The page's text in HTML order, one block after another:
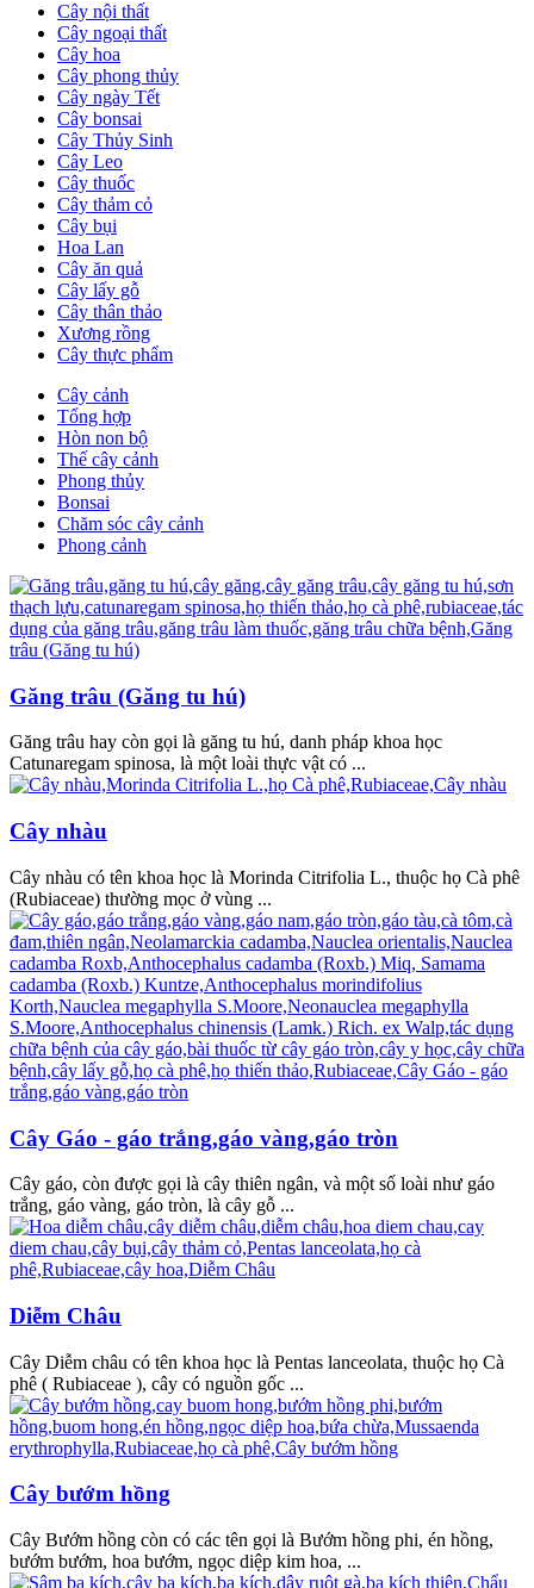
Cây nội thất
Cây ngoại thất
Cây hoa
Cây phong thủy
Cây ngày Tết
Cây bonsai
Cây Thủy Sinh
Cây Leo
Cây thuốc
Cây thảm cỏ
Cây bụi
Hoa Lan
Cây ăn quả
Cây lấy gỗ
Cây thân thảo
Xương rồng
Cây thực phẩm
Cây cảnh
Tổng hợp
Hòn non bộ
Thế cây cảnh
Phong thủy
Bonsai
Chăm sóc cây cảnh
Phong cảnh
Găng trâu (Găng tu hú)
Găng trâu hay còn gọi là găng tu hú, danh pháp khoa học
Catunaregam spinosa, là một loài thực vật có ...
Cây nhàu
Cây nhàu có tên khoa học là Morinda Citrifolia L., thuộc họ Cà phê
(Rubiaceae) thường mọc ở vùng ...
Cây Gáo - gáo trắng,gáo vàng,gáo tròn
Cây gáo, còn được gọi là cây thiên ngân, và một số loài như gáo
trắng, gáo vàng, gáo tròn, là cây gỗ ...
Diễm Châu
Cây Diễm châu có tên khoa học là Pentas lanceolata, thuộc họ Cà
phê ( Rubiaceae ), cây có nguồn gốc ...
Cây bướm hồng
Cây Bướm hồng còn có các tên gọi là Bướm hồng phi, én hồng,
bướm bướm, hoa bướm, ngọc diệp kim hoa, ...